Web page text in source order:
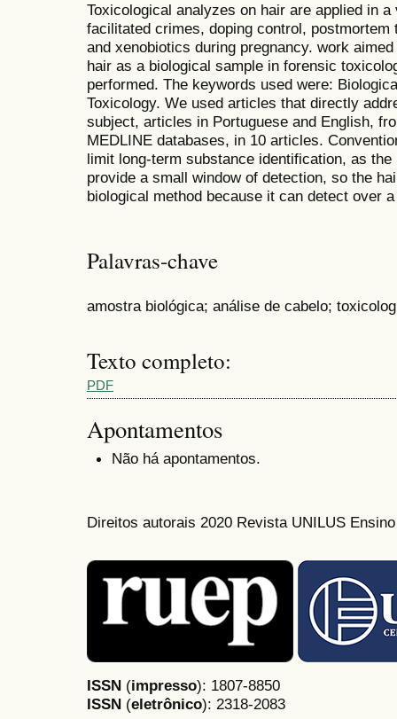
Toxicological analyzes on hair are applied in
facilitated crimes, doping control,
and xenobiotics during pregnancy. work
hair as a biological sample in forensic
performed. The keywords used were:
Toxicology. We used articles that directly
subject, articles in Portuguese and English,
MEDLINE databases, in 10 articles.
limit long-term substance identification, as
provide a small window of detection, so the
biological method because it can detect over
Palavras-chave
amostra biológica; análise de cabelo;
Texto completo:
PDF
Apontamentos
Não há apontamentos.
Direitos autorais 2020 Revista UNILUS
ISSN (impresso): 1807-8850
ISSN (eletrônico): 2318-2083